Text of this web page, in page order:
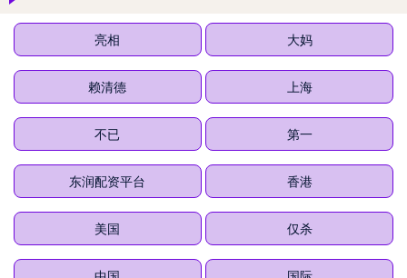
亮相 大妈
赖清德 上海
不已 第一
东润配资平台 香港
美国 仅杀